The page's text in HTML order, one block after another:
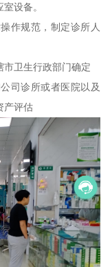
设备。
作规范，制定诊所人
卫生行政部门确定
司诊所或者医院以及
产评估